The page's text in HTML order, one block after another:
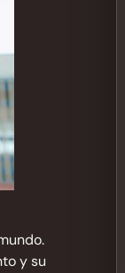
y su